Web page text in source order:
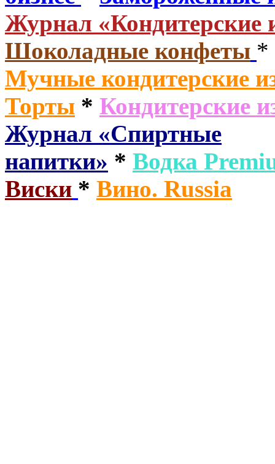
Журнал «Кондитерские
Шоколадные конфеты *
Мучные кондитерские
Торты * Кондитерские
Журнал «Спиртные
напитки» * Водка
Виски * Вино. Russia